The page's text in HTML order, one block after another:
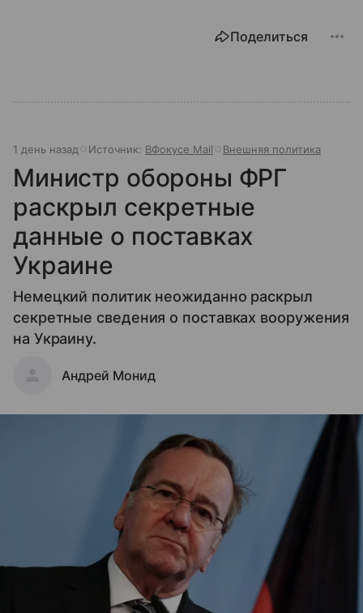
Поделиться
1 день назад Источник: ВФокусе Mail Внешняя политика
Министр обороны ФРГ
раскрыл секретные
данные о поставках
Украине
Немецкий политик неожиданно раскрыл
секретные сведения о поставках вооружения
на Украину.
Андрей Монид